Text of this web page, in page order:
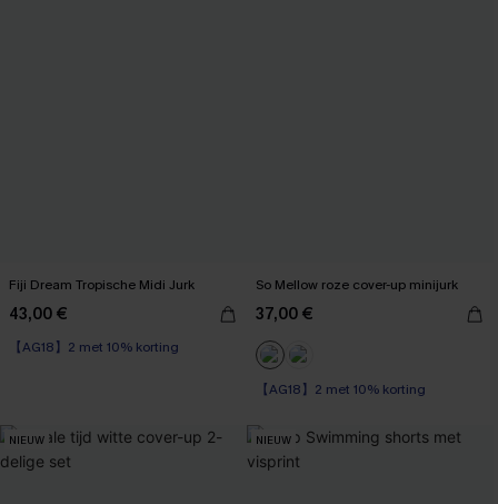
Fiji Dream Tropische Midi Jurk
43,00 €
【AG18】2 met 10% korting
So Mellow roze cover-up minijurk
37,00 €
【AG18】2 met 10% korting
NIEUW NIEUW